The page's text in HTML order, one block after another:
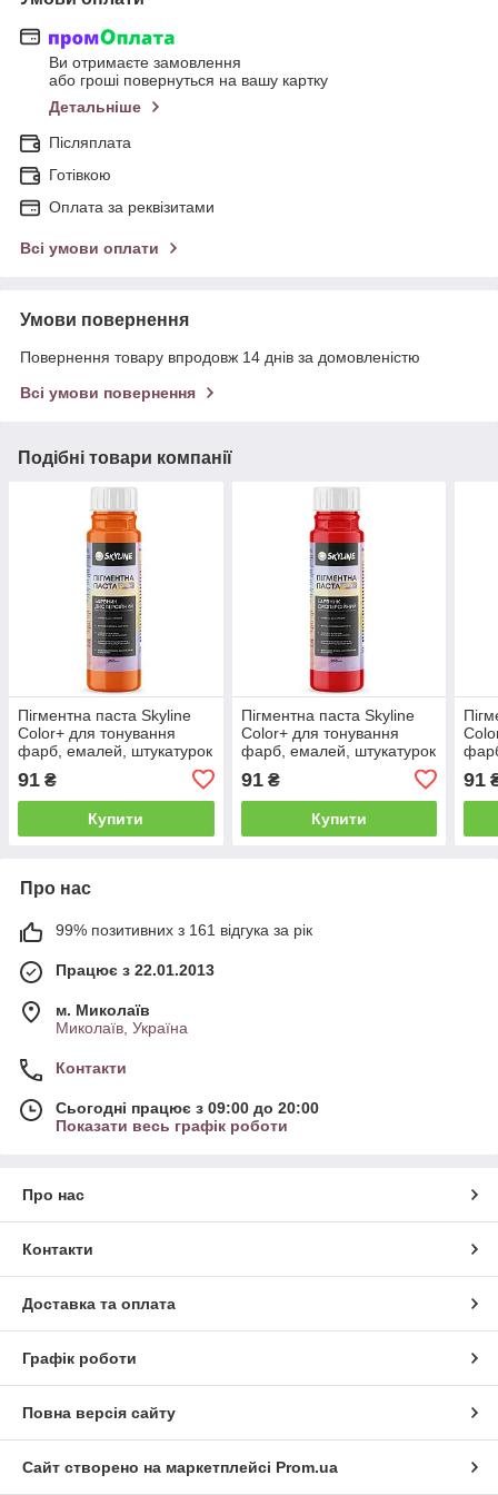
Ви отримаєте замовлення
або гроші повернуться на вашу картку
Детальніше
Післяплата
Готівкою
Оплата за реквізитами
Всі умови оплати
Умови повернення
Повернення товару впродовж 14 днів за домовленістю
Всі умови повернення
Подібні товари компанії
Пігментна паста Skyline
Color+ для тонування
фарб, емалей, штукатурок
07 Помаранчевий 250 мл
91 ₴
Купити
Пігментна паста Skyline
Color+ для тонування
фарб, емалей, штукатурок
91₴
Купити
91
Про нас
99% позитивних з 161 відгука за рік
Працює з 22.01.2013
м. Миколаїв
Миколаїв, Україна
Контакти
Сьогодні працює з 09:00 до 20:00
Показати весь графік роботи
Про нас
Контакти
Доставка та оплата
Графік роботи
Повна версія сайту
Сайт створено на маркетплейсі Prom.ua